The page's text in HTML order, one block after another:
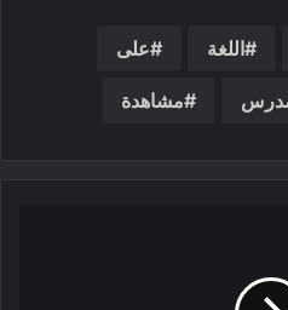
اللغة على
مشاهدة